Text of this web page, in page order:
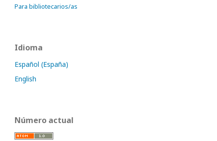
Para bibliotecarios/as
Idioma
Español (España)
English
Número actual